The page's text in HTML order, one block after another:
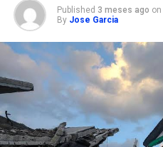
Published 3 meses ago on
By Jose Garcia